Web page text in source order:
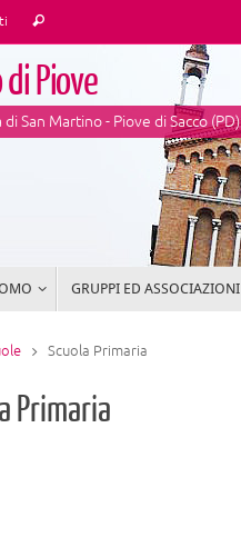
Cerca
Piove
di San Martino - Piove di Sacco (PD)
GRUPPI ED ASSOCIAZIONI
Scuola Primaria
Primaria